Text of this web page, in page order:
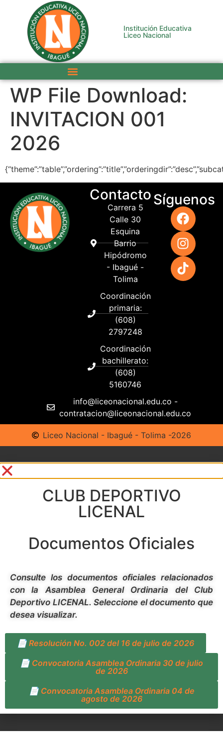
Institución Educativa
Liceo Nacional
WP File Download:
INVITACION 001
2026
Contacto
Carrera 5
Calle 30
Esquina
Barrio
Hipódromo
- Ibagué -
Tolima
Coordinación
primaria:
(608)
2797248
Coordinación
bachillerato:
(608)
5160746
info@liceonacional.edu.co -
contratacion@liceonacional.edu.co
Síguenos
Liceo Nacional - Ibagué - Tolima -2026
CLUB DEPORTIVO
LICENAL
Documentos Oficiales
Consulte los documentos oficiales relacionados
con la Asamblea General Ordinaria del Club
Deportivo LICENAL. Seleccione el documento que
desea visualizar.
📄 Resolución No. 002 del 16 de julio de 2026
📄 Convocatoria Asamblea Ordinaria 30 de julio
de 2026
📄 Convocatoria Asamblea Ordinaria 04 de
agosto de 2026